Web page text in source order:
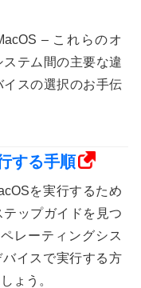
– これらのオ
テム間の主要な違
スの選択のお手伝
する手順
を実行するため
ップガイドを見つ
レーティングシス
バイスで実行する方
ょう。